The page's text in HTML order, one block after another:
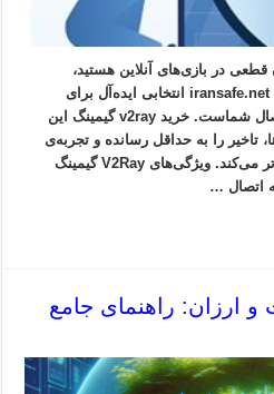
قطعی در بازی‌های آنلاین هستید،
سرویس V2Ray گیمینگ از سایت iransafe.net انتخابی ایده‌آل برای
کاهش پینگ و افزایش سرعت اتصال شماست. خرید v2ray گیمینگ این
تاخیر را به حداقل رسانده و تجربه‌ی
بازی در سرورهای جهانی را آسان‌تر می‌کند. ویژگی‌های V2Ray گیمینگ